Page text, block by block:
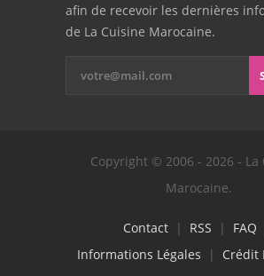
afin de recevoir les dernières
de La Cuisine Marocaine.
Copyright © 2006 - 2026 - La
Marocaine.
Contact| RSS | FAQ
Informations Légales | Crédit